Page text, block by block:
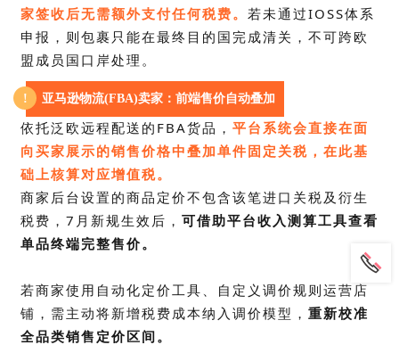
家签收后无需额外支付任何税费。 若未通过IOSS体系
申报，则包裹只能在最终目的国完成清关，不可跨欧
盟成员国口岸处理。
! 亚马逊物流(FBA)卖家：前端售价自动叠加
依托泛欧远程配送的FBA货品， 平台系统会直接在面
向买家展示的销售价格中叠加单件固定关税，在此基
础上核算对应增值税。
商家后台设置的商品定价不包含该笔进口关税及衍生
税费，7月新规生效后， 可借助平台收入测算工具查看
单品终端完整售价。
若商家使用自动化定价工具、自定义调价规则运营店
铺， 需主动将新增税费成本纳入调价模型， 重新校准
全品类销售定价区间。